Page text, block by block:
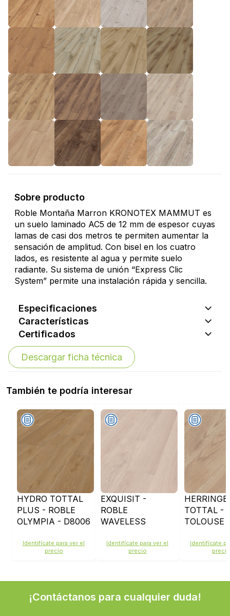
Sobre producto
Roble Montaña Marron KRONOTEX MAMMUT es
un suelo laminado AC5 de 12 mm de espesor cuyas
lamas de casi dos metros te permiten aumentar la
sensación de amplitud. Con bisel en los cuatro
lados, es resistente al agua y permite suelo
radiante. Su sistema de unión “Express Clic
System” permite una instalación rápida y sencilla.
Especificaciones
Características
Certificados
Descargar ficha técnica
También te podría interesar
HYDRO TOTTAL
PLUS - ROBLE
OLYMPIA - D8006
Identifícate para ver el
precio
EXQUISIT -
ROBLE
WAVELESS
Identifícate para ver el
precio
TOTTAL -
TOLOUSE
Identifícate
precio
¡Contáctanos para cualquier duda!